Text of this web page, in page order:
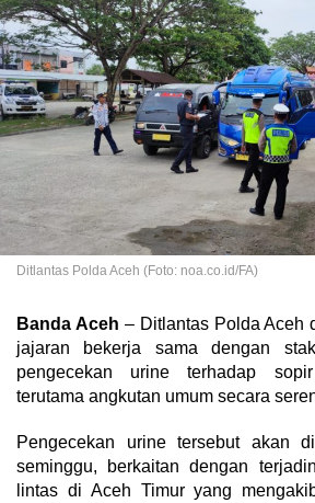
Ditlantas Polda Aceh (Foto: noa.co.id/FA)
Banda Aceh – Ditlantas Polda Aceh
jajaran bekerja sama dengan
pengecekan urine terhadap
terutama angkutan umum secara
Pengecekan urine tersebut akan
seminggu, berkaitan dengan
lintas di Aceh Timur yang